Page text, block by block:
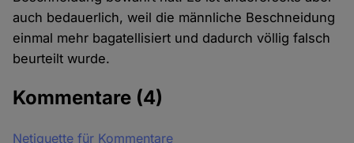
auch bedauerlich, weil die männliche Beschneidung
einmal mehr bagatellisiert und dadurch völlig falsch
beurteilt wurde.
Kommentare (4)
Netiquette für Kommentare